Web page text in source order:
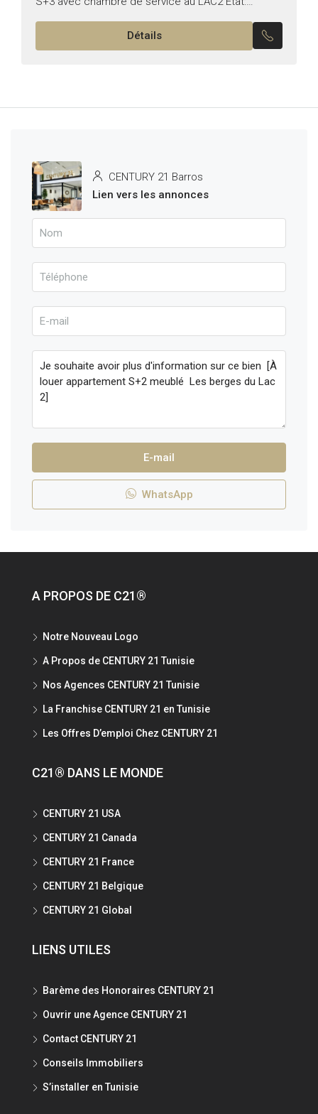
meublé Il se compose de: -Un salon , salle à
Détails
CENTURY 21 Barros
Lien vers les annonces
E-mail
WhatsApp
A PROPOS DE C21®
Notre Nouveau Logo
A Propos de CENTURY 21 Tunisie
Nos Agences CENTURY 21 Tunisie
La Franchise CENTURY 21 en Tunisie
Les Offres D’emploi Chez CENTURY 21
C21® DANS LE MONDE
CENTURY 21 USA
CENTURY 21 Canada
CENTURY 21 France
CENTURY 21 Belgique
CENTURY 21 Global
LIENS UTILES
Barème des Honoraires CENTURY 21
Ouvrir une Agence CENTURY 21
Contact CENTURY 21
Conseils Immobiliers
S’installer en Tunisie